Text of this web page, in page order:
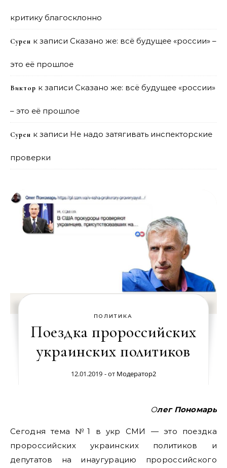
критику благосклонно
Сурен к записи Сказано же: всё будущее «россии» –
это её прошлое
Виктор к записи Сказано же: всё будущее «россии»
– это её прошлое
Сурен к записи Не надо затягивать инспекторские
проверки
ПОЛИТИКА
Поездка пророссийских
украинских политиков
12.01.2019 - от Модератор2
Олег Пономарь
Сегодня тема №1 в укр СМИ — это поездка
пророссийских украинских политиков и
депутатов на инаугурацию пророссийского